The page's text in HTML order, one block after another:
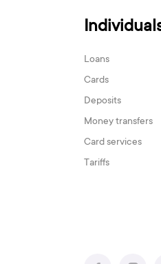
Loans
Cards
Deposits
Money transfers
Card services
Tariffs